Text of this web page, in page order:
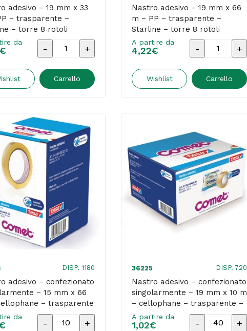
torre
10
rotoli
quantità
torre
10
rotoli
quantità
adesivo – 19 mm x 33
– trasparente –
– torre 8 rotoli
da
€
Nastro
-
33
-
trasparente
Starline
torre
8
rotoli
quantità
Carrello
Nastro adesivo – 19 mm x 66
m – PP – trasparente –
Starline – torre 8 rotoli
A partire da
4,22€
Nastro
-
66
m
-
PP
trasparente
torre
8
rotoli
quantità
Wishlist Carrello
DISP. 1180
adesivo – confezionato
– 15 mm x 66
– trasparente
da
Nastro
36225 DISP. 720
Nastro adesivo – confezionato
singolarmente – 19 mm x 10 m
– cellophane – trasparente –
Comet
A partire da
1,02€
Nastro